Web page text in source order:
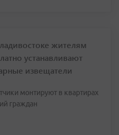
жителям
устанавливают
извещатели
монтируют в квартирах
граждан